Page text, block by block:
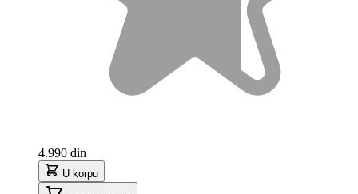
4.990 din
U korpu